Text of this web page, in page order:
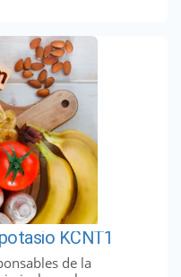
KCNT1
de la